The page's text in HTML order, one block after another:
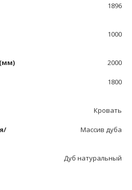
1896
1000
2000
1800
Кровать
Массив дуба
Дуб натуральный